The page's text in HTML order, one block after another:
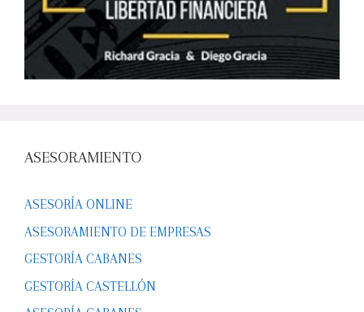
ASESORAMIENTO
ASESORÍA ONLINE
ASESORAMIENTO DE EMPRESAS
GESTORÍA CABANES
GESTORÍA CASTELLÓN